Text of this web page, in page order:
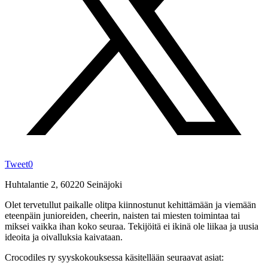
Tweet0
Huhtalantie 2, 60220 Seinäjoki
Olet tervetullut paikalle olitpa kiinnostunut kehittämään ja viemään
eteenpäin junioreiden, cheerin, naisten tai miesten toimintaa tai
miksei vaikka ihan koko seuraa. Tekijöitä ei ikinä ole liikaa ja uusia
ideoita ja oivalluksia kaivataan.
Crocodiles ry syyskokouksessa käsitellään seuraavat asiat: